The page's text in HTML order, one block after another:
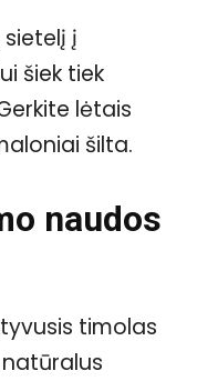
sietelį į
šiek tiek
lėtais
šilta.
naudos
timolas